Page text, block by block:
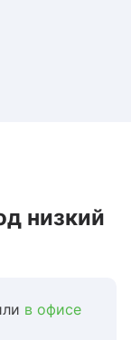
низкий
в офисе